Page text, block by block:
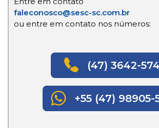
faleconosco@sesc-sc.com.br
ou entre em contato nos números:
(47) 3642-
+55 (47) 98905-